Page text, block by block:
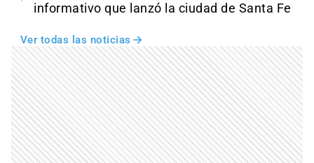
informativo que lanzó la ciudad de Santa Fe
Ver todas las noticias